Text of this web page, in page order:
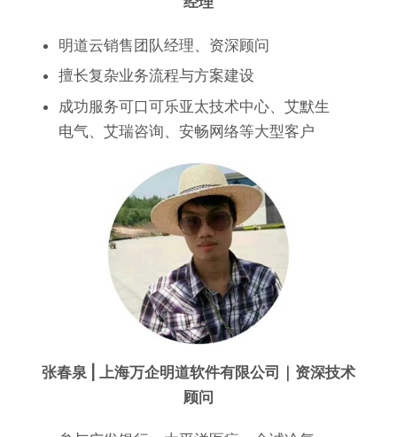
明道云销售团队经理、资深顾问
擅长复杂业务流程与方案建设
成功服务可口可乐亚太技术中心、艾默生
电气、艾瑞咨询、安畅网络等大型客户
张春泉 | 上海万企明道软件有限公司 ｜资深技术
顾问